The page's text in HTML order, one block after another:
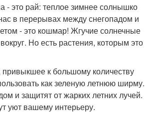
- это рай: теплое зимнее солнышко
в перерывах между снегопадом и
- это кошмар! Жгучие солнечные
Но есть растения, которым это
к большому количеству
как зеленую летнюю ширму.
и защитят от жарких летних лучей.
уют вашему интерьеру.